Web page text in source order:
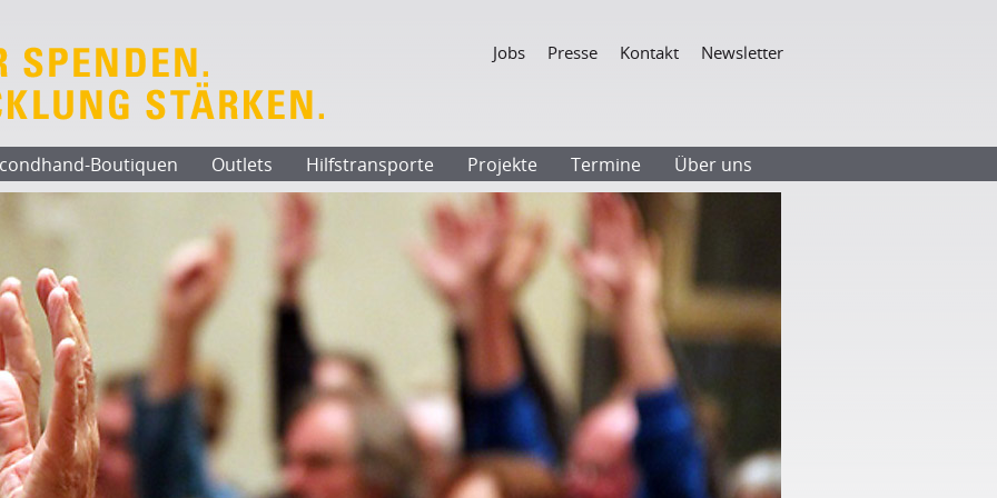
Navigation
Jobs Presse Kontakt Newsletter
Boutiquen Outlets Hilfstransporte Projekte Termine Über uns